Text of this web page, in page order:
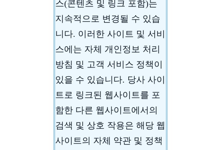
스(콘텐츠 및 링크 포함)는
지속적으로 변경될 수 있습
니다. 이러한 사이트 및 서비
스에는 자체 개인정보 처리
방침 및 고객 서비스 정책이
있을 수 있습니다. 당사 사이
트로 링크된 웹사이트를 포
함한 다른 웹사이트에서의
검색 및 상호 작용은 해당 웹
사이트의 자체 약관 및 정책